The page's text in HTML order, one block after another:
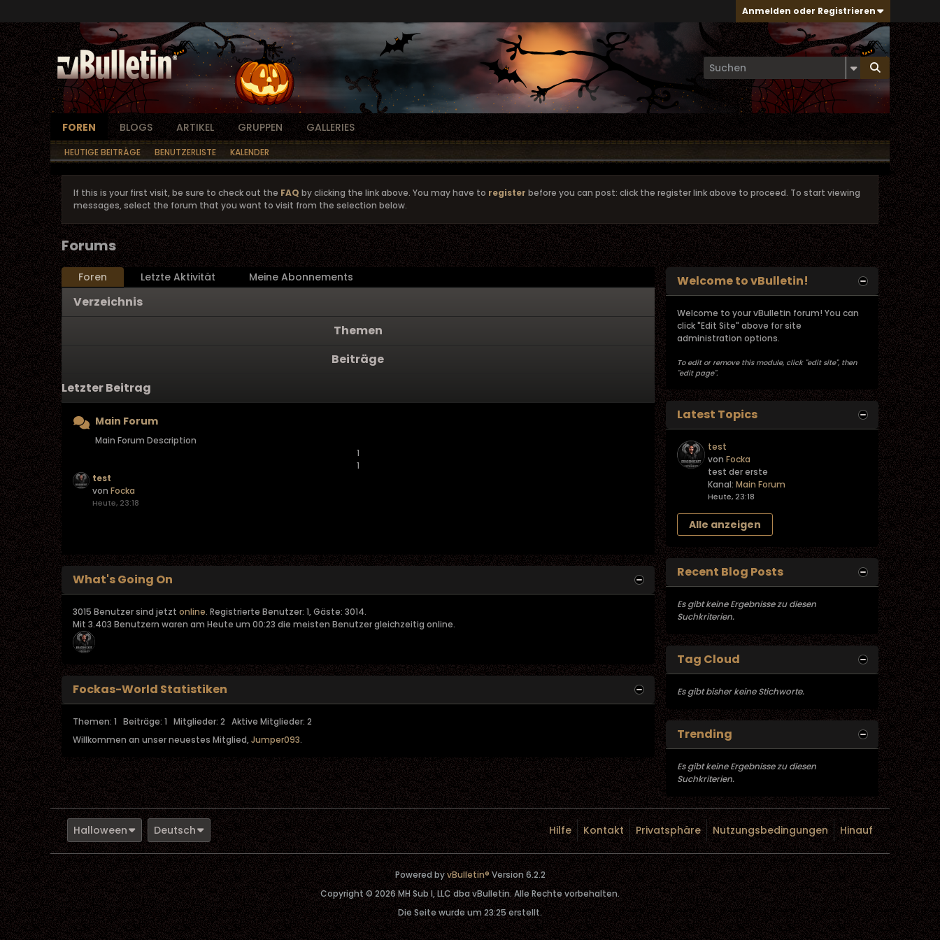
Anmelden oder Registrieren
FOREN BLOGS ARTIKEL GRUPPEN GALLERIES
HEUTIGE BEITRÄGE BENUTZERLISTE KALENDER
If this is your first visit, be sure to check out the FAQ by clicking the link above. You may have to register before you can post: click the register link above to proceed. To start viewing
messages, select the forum that you want to visit from the selection below.
Forums
Foren Letzte Aktivität Meine Abonnements
Verzeichnis
Themen
Beiträge
Letzter Beitrag
Main Forum
Main Forum Description
1
1
test
von Focka
Heute, 23:18
What's Going On
3015 Benutzer sind jetzt online. Registrierte Benutzer: 1, Gäste: 3014.
Mit 3.403 Benutzern waren am Heute um 00:23 die meisten Benutzer gleichzeitig online.
Fockas-World Statistiken
Themen: 1 Beiträge: 1 Mitglieder: 2 Aktive Mitglieder: 2
Willkommen an unser neuestes Mitglied,Jumper093.
Welcome to vBulletin!
Welcome to your vBulletin forum! You can
click "Edit Site" above for site
administration options.
To edit or remove this module, click "edit site", then
"edit page".
Latest Topics
test
von Focka
test der erste
Kanal: Main Forum
Heute, 23:18
Alle anzeigen
Recent Blog Posts
Es gibt keine Ergebnisse zu diesen
Suchkriterien.
Tag Cloud
Es gibt bisher keine Stichworte.
Trending
Es gibt keine Ergebnisse zu diesen
Suchkriterien.
Halloween Deutsch Hilfe Kontakt Privatsphäre Nutzungsbedingungen Hinauf
Powered byvBulletin®Version 6.2.2
Copyright © 2026 MH Sub I, LLC dba vBulletin. Alle Rechte vorbehalten.
Die Seite wurde um 23:25 erstellt.